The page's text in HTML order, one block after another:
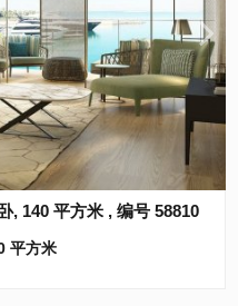
, 140 平方米 , 编号 58810
平方米